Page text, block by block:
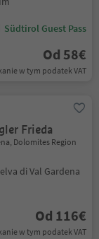
Südtirol Guest Pass
Od 58€
w tym podatek VAT
Frieda
Dolomites Region
di Val Gardena
Od 116€
w tym podatek VAT